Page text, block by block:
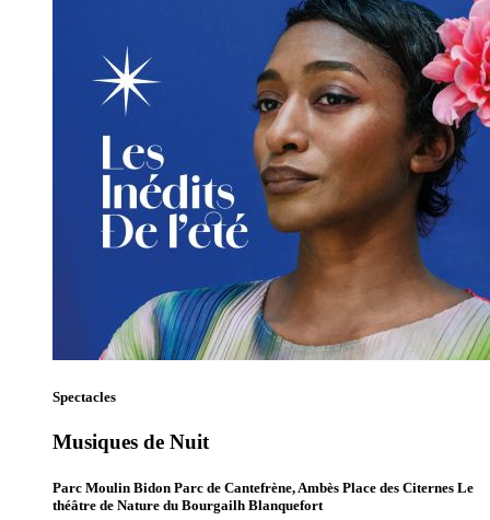
Spectacles
Musiques de Nuit
Parc Moulin Bidon Parc de Cantefrène, Ambès Place des Citernes Le
théâtre de Nature du Bourgailh Blanquefort